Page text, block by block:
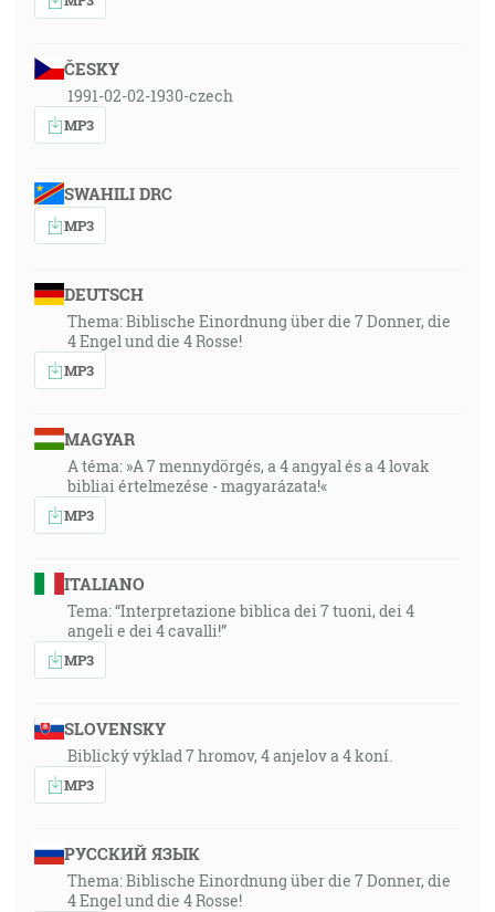
ČESKY
1991-02-02-1930-czech
MP3
SWAHILI DRC
MP3
DEUTSCH
Thema: Biblische Einordnung über die 7 Donner, die
4 Engel und die 4 Rosse!
MP3
MAGYAR
A téma: »A 7 mennydörgés, a 4 angyal és a 4 lovak
bibliai értelmezése - magyarázata!«
MP3
ITALIANO
Tema: “Interpretazione biblica dei 7 tuoni, dei 4
angeli e dei 4 cavalli!”
MP3
SLOVENSKY
Biblický výklad 7 hromov, 4 anjelov a 4 koní.
MP3
РУССКИЙ ЯЗЫК
Thema: Biblische Einordnung über die 7 Donner, die
4 Engel und die 4 Rosse!